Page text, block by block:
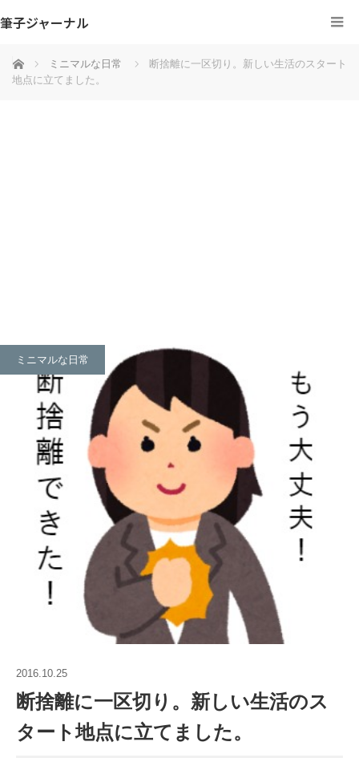
筆子ジャーナル
ホーム ミニマルな日常
断捨離に一区切り。新しい生活のスタート
地点に立てました。
ミニマルな日常
2016.10.25
断捨離に一区切り。新しい生活のス
タート地点に立てました。